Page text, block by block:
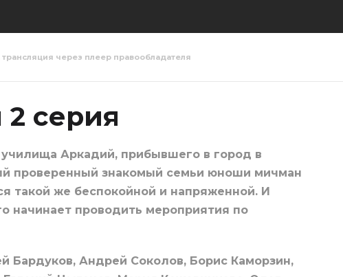
через плеер правообладателя
серия
Аркадий, прибывшего в город в
проверенный знакомый семьи юноши мичман
такой же беспокойной и напряженной. И
начинает проводить мероприятия по
Бардуков, Андрей Соколов, Борис Каморзин,